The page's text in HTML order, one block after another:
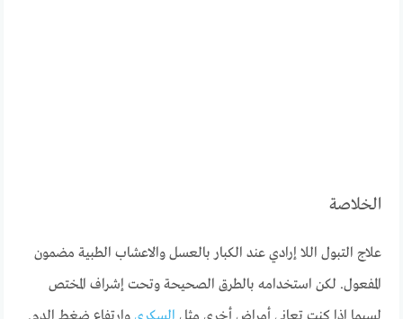
الخلاصة
علاج التبول اللا إرادي عند الكبار بالعسل والاعشاب الطبية مضمون
المفعول. لكن استخدامه بالطرق الصحيحة وتحت إشراف المختص